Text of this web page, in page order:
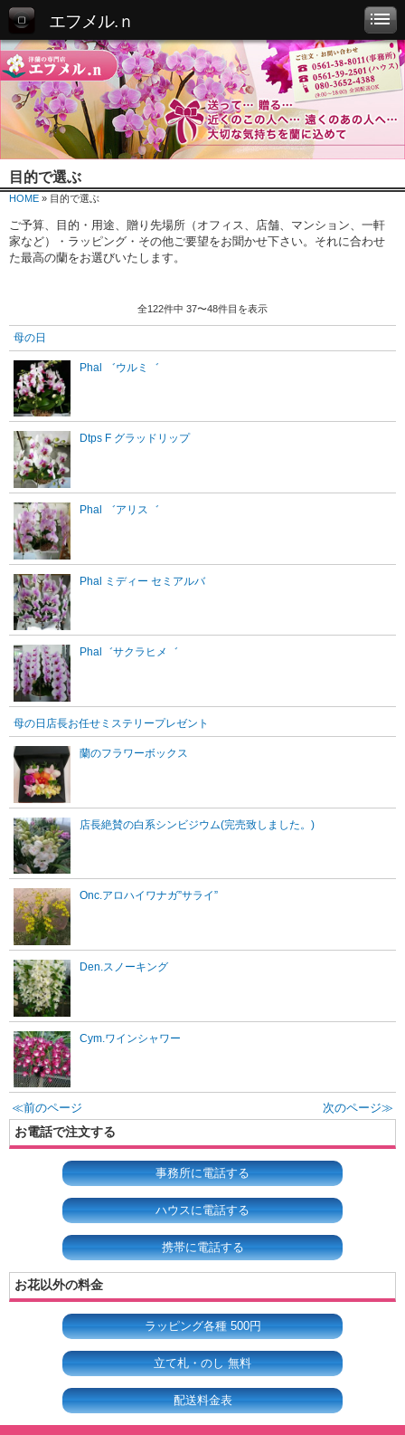
エフメル.ｎ
目的で選ぶ
HOME » 目的で選ぶ
ご予算、目的・用途、贈り先場所（オフィス、店舗、マンション、一軒
家など）・ラッピング・その他ご要望をお聞かせ下さい。それに合わせ
た最高の蘭をお選びいたします。
全122件中 37〜48件目を表示
母の日
Phal ゛ウルミ゛
Dtps F グラッドリップ
Phal ゛アリス゛
Phal ミディー セミアルバ
Phal゛サクラヒメ゛
母の日店長お任せミステリープレゼント
蘭のフラワーボックス
店長絶賛の白系シンビジウム(完売致しました。)
Onc.アロハイワナガ”サライ”
Den.スノーキング
Cym.ワインシャワー
≪前のページ 次のページ≫
お電話で注文する
事務所に電話する
ハウスに電話する
携帯に電話する
お花以外の料金
ラッピング各種 500円
立て札・のし 無料
配送料金表